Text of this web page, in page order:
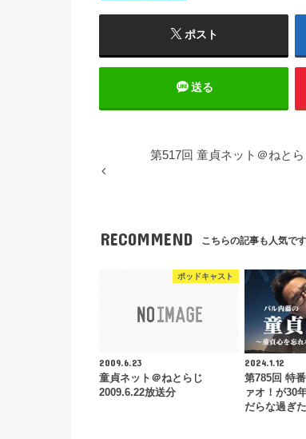
ポスト
送る
第517回 童貞ネット＠ねと
RECOMMEND こちらの記事も人気です
ポッドキャスト
2009.6.23
童貞ネット＠ねとらじ
2009.6.22放送分
2024.1.12
第785回 特
ァオ！が30
だらな過ぎ